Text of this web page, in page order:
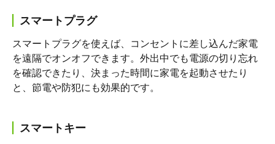
スマートプラグ
スマートプラグを使えば、コンセントに差し込んだ家電
を遠隔でオンオフできます。外出中でも電源の切り忘れ
を確認できたり、決まった時間に家電を起動させたり
と、節電や防犯にも効果的です。
スマートキー